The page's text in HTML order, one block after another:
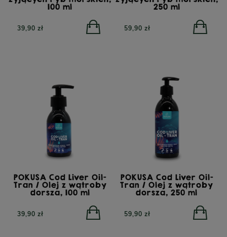
100 ml
39,90 zł
250 ml
59,90 zł
POKUSA Cod Liver Oil-
Tran / Olej z wątroby
dorsza, 100 ml
39,90 zł
POKUSA Cod Liver Oil-
Tran / Olej z wątroby
dorsza, 250 ml
59,90 zł